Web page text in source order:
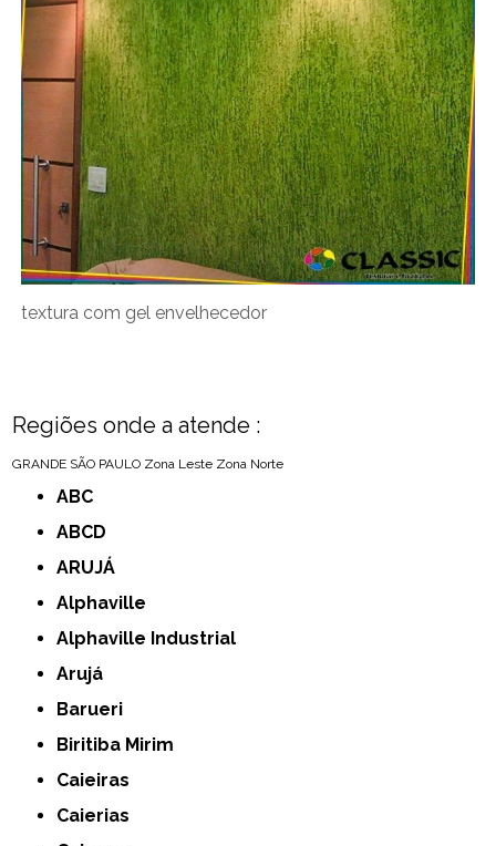
textura com gel envelhecedor
Regiões onde a atende :
GRANDE SÃO PAULO Zona Leste Zona Norte
ABC
ABCD
ARUJÁ
Alphaville
Alphaville Industrial
Arujá
Barueri
Biritiba Mirim
Caieiras
Caierias